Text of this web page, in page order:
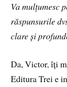
Va mulțumesc
răspunsurile
clare și
Da, Victor, îți
Editura Trei e